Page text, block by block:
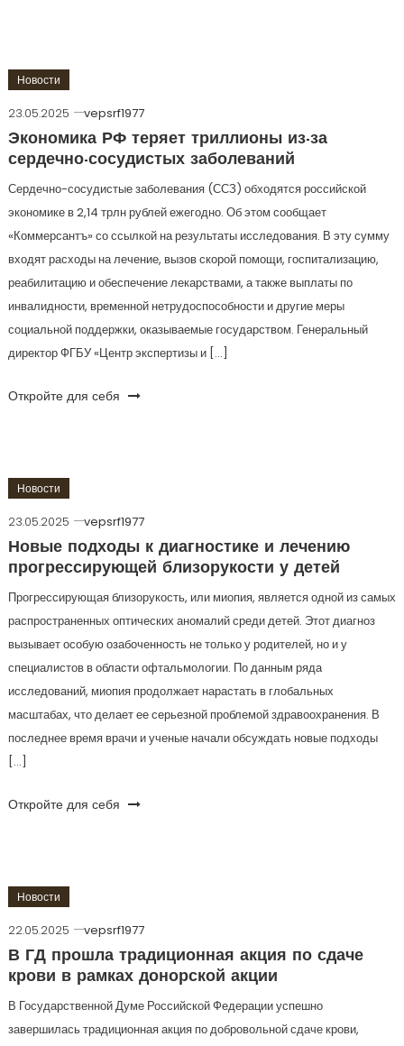
Новости
23.05.2025
vepsrf1977
Экономика РФ теряет триллионы из-за
сердечно-сосудистых заболеваний
Сердечно-сосудистые заболевания (ССЗ) обходятся российской
экономике в 2,14 трлн рублей ежегодно. Об этом сообщает
«Коммерсантъ» со ссылкой на результаты исследования. В эту сумму
входят расходы на лечение, вызов скорой помощи, госпитализацию,
реабилитацию и обеспечение лекарствами, а также выплаты по
инвалидности, временной нетрудоспособности и другие меры
социальной поддержки, оказываемые государством. Генеральный
директор ФГБУ «Центр экспертизы и […]
Откройте для себя
Новости
23.05.2025
vepsrf1977
Новые подходы к диагностике и лечению
прогрессирующей близорукости у детей
Прогрессирующая близорукость, или миопия, является одной из самых
распространенных оптических аномалий среди детей. Этот диагноз
вызывает особую озабоченность не только у родителей, но и у
специалистов в области офтальмологии. По данным ряда
исследований, миопия продолжает нарастать в глобальных
масштабах, что делает ее серьезной проблемой здравоохранения. В
последнее время врачи и ученые начали обсуждать новые подходы
[…]
Откройте для себя
Новости
22.05.2025
vepsrf1977
В ГД прошла традиционная акция по сдаче
крови в рамках донорской акции
В Государственной Думе Российской Федерации успешно
завершилась традиционная акция по добровольной сдаче крови,